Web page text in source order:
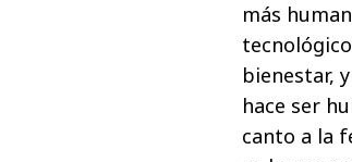
más
bienestar,
hace ser
canto a la